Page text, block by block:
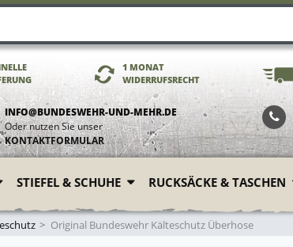
1 MONAT
WIDERRUFSRECHT
INFO@BUNDESWEHR-UND-MEHR.DE
Oder nutzen Sie unser
KONTAKTFORMULAR
STIEFEL & SCHUHE RUCKSÄCKE & TASCHEN
Original Bundeswehr Kälteschutz Überhose